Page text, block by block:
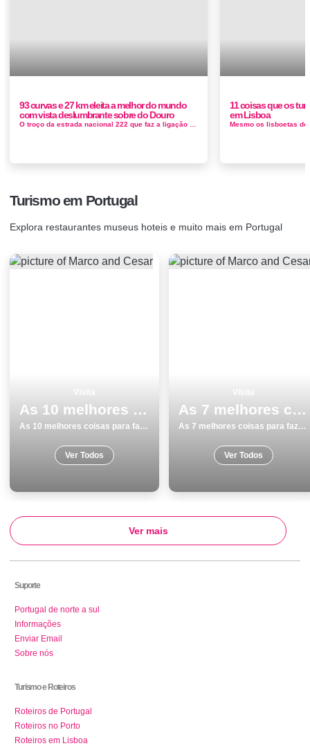
93 curvas e 27 km eleita a melhor do mundo
com vista deslumbrante sobre do Douro
11 coisas que os
em Lisboa
Turismo em Portugal
Explora restaurantes museus hoteis e muito mais em Portugal
As 10 melhores coisas para fazer no inverno em Ilha Terceira
As 10 melhores coisas para fazer no inverno em Ilha Terceira
Ver Todos
As 7 melhores coisas para fazer e visitar em Aljezur
As 7 melhores coisas para fazer e visitar em Aljezur
Ver Todos
Ver mais
Suporte
Portugal de norte a sul
Informações
Enviar Email
Sobre nós
Turismo e Roteiros
Roteiros de Portugal
Roteiros no Porto
Roteiros em Lisboa